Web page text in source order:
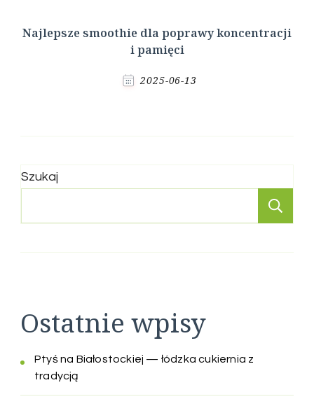
Najlepsze smoothie dla poprawy koncentracji
i pamięci
2025-06-13
Szukaj
Ostatnie wpisy
Ptyś na Białostockiej — łódzka cukiernia z
tradycją